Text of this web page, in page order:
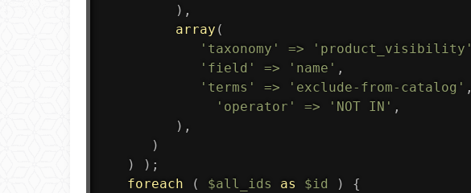
) ,
array (
'taxonomy'
=> 'product_visibility'
'field'
=> 'name' ,
'terms'
=> 'exclude-from-catalog' ,
'operator'
=> 'NOT IN' ,
) ,
)
)
) ;
foreach
( $all_ids as $id )
{